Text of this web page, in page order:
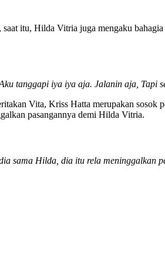
itu, Hilda Vitria juga mengaku
tanggapi iya iya aja. Jalanin aja, Tapi
Vita, Kriss Hatta merupakan sosok
pasangannya demi Hilda Vitria.
sama Hilda, dia itu rela meninggalkan